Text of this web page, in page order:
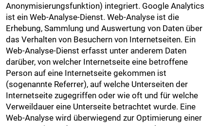
Anonymisierungsfunktion) integriert. Google Analytics
ist ein Web-Analyse-Dienst. Web-Analyse ist die
Erhebung, Sammlung und Auswertung von Daten über
das Verhalten von Besuchern von Internetseiten. Ein
Web-Analyse-Dienst erfasst unter anderem Daten
darüber, von welcher Internetseite eine betroffene
Person auf eine Internetseite gekommen ist
(sogenannte Referrer), auf welche Unterseiten der
Internetseite zugegriffen oder wie oft und für welche
Verweildauer eine Unterseite betrachtet wurde. Eine
Web-Analyse wird überwiegend zur Optimierung einer